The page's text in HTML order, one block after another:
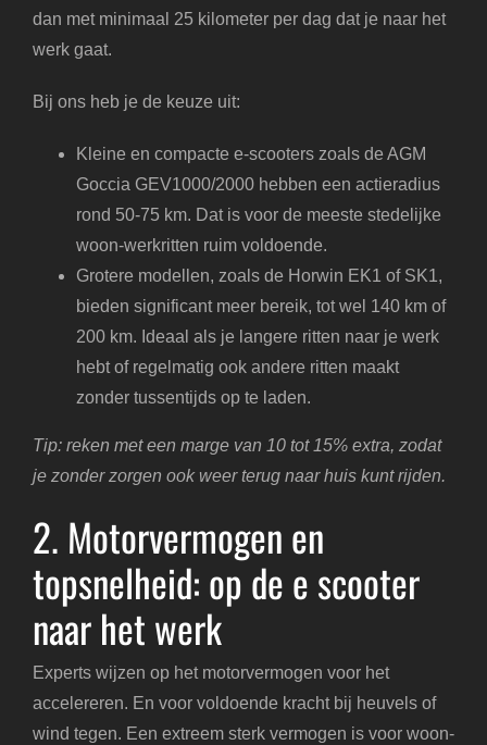
dan met minimaal 25 kilometer per dag dat je naar het
werk gaat.
Bij ons heb je de keuze uit:
Kleine en compacte e-scooters zoals de AGM
Goccia GEV1000/2000 hebben een actieradius
rond 50-75 km. Dat is voor de meeste stedelijke
woon-werkritten ruim voldoende.
Grotere modellen, zoals de Horwin EK1 of SK1,
bieden significant meer bereik, tot wel 140 km of
200 km. Ideaal als je langere ritten naar je werk
hebt of regelmatig ook andere ritten maakt
zonder tussentijds op te laden.
Tip: reken met een marge van 10 tot 15% extra, zodat
je zonder zorgen ook weer terug naar huis kunt rijden.
2. Motorvermogen en
topsnelheid: op de e scooter
naar het werk
Experts wijzen op het motorvermogen voor het
accelereren. En voor voldoende kracht bij heuvels of
wind tegen. Een extreem sterk vermogen is voor woon-